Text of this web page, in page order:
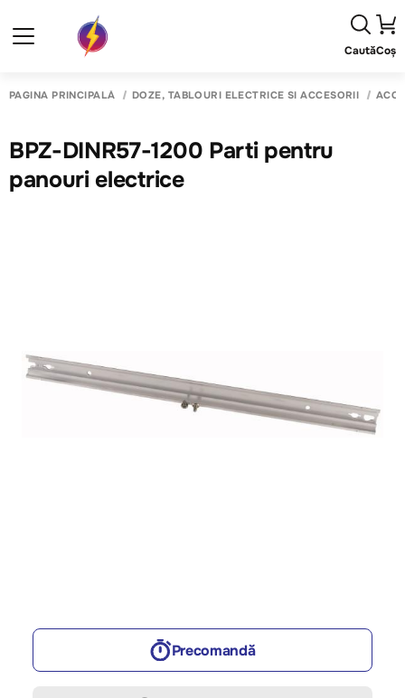
CautăCoș
PAGINA PRINCIPALĂ DOZE, TABLOURI ELECTRICE SI ACCESORII
BPZ-DINR57-1200 Parti pentru
panouri electrice
Precomandă